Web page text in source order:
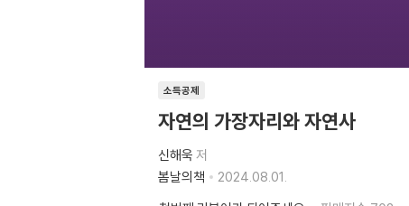
소득공제
자연의 가장자리와 자연사
신해욱 저
봄날의책
2024.08.01.